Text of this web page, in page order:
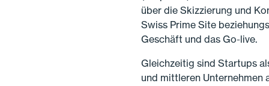
über die Skizzierung und
Swiss Prime Site
Geschäft und das Go-live.
Gleichzeitig sind Startups
und mittleren Unternehmen